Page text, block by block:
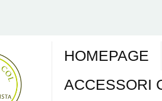
HOMEPAGE
ACCESSORI